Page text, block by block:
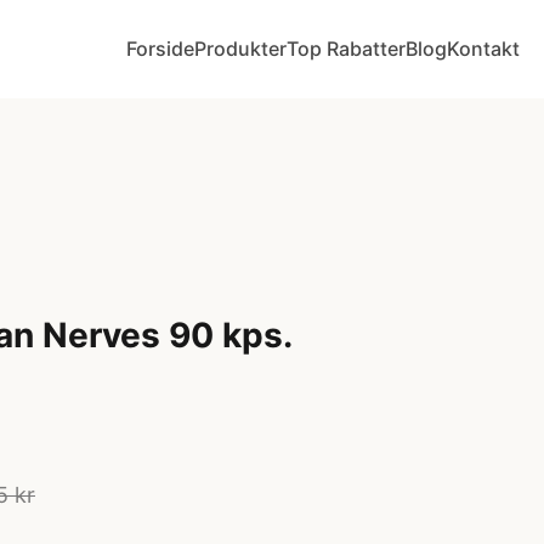
ForsideProdukterTop RabatterBlogKontakt
Nerves 90 kps.
kr